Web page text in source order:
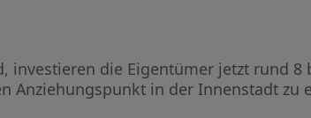
investieren die Eigentümer jetzt rund
Anziehungspunkt in der Innenstadt zu